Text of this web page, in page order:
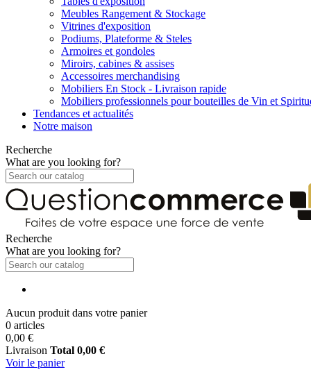
Meubles Rangement & Stockage
Vitrines d'exposition
Podiums, Plateforme & Steles
Armoires et gondoles
Miroirs, cabines & assises
Accessoires merchandising
Mobiliers En Stock - Livraison rapide
Mobiliers professionnels pour bouteilles de Vin et
Tendances et actualités
Notre maison
Recherche
What are you looking for?
Recherche
What are you looking for?
Aucun produit dans votre panier
0 articles
0,00 €
Livraison Total 0,00 €
Voir le panier